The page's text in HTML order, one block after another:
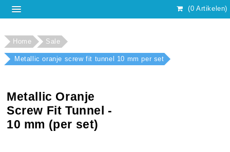
(0 Artikelen)
Home Sale
Metallic oranje screw fit tunnel 10 mm per set
Metallic Oranje
Screw Fit Tunnel -
10 mm (per set)